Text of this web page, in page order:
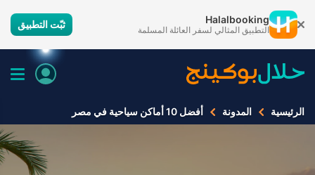
Halalbooking
التطبيق المثالي لسفر العائلة المسلمة ثبّت التطبيق
الرئيسية المدونة أفضل 10 أماكن سياحية في مصر